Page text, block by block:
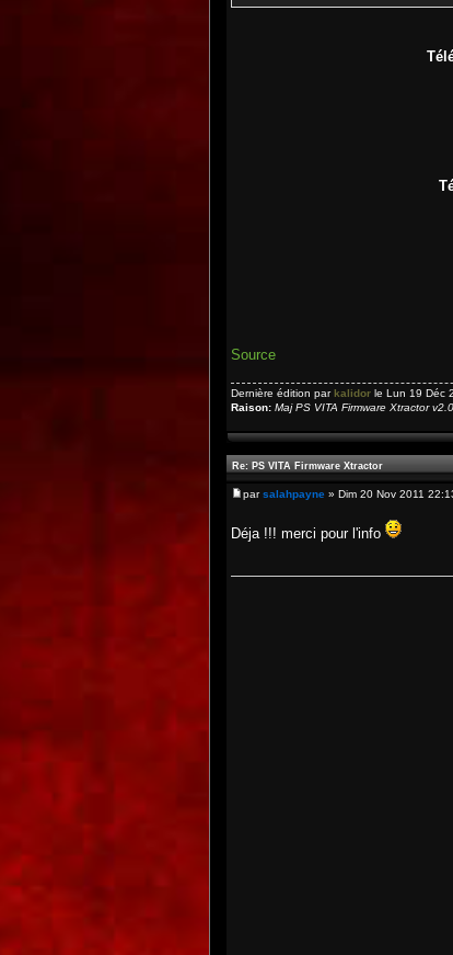
Source
Dernière édition parkalidor le Lun 19 Déc
Raison: Maj PS VITA Firmware Xtractor
Re: PS VITA Firmware Xtractor
parsalahpayne » Dim 20 Nov 2011
Déja !!! merci pour l'info